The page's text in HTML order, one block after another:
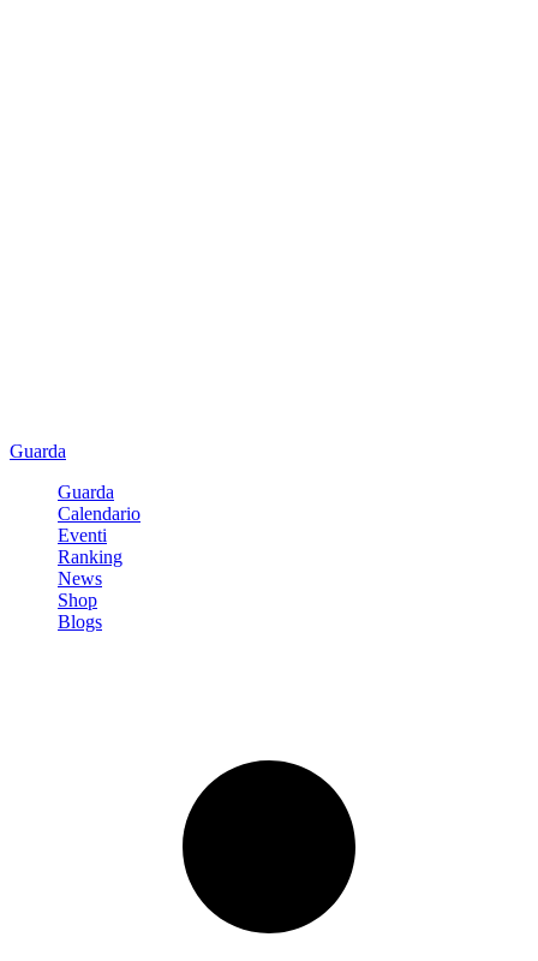
Guarda
Guarda
Calendario
Eventi
Ranking
News
Shop
Blogs